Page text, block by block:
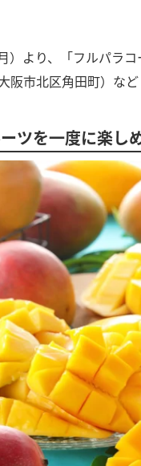
）より、「フルパラ
阪市北区角田町）な
ツを一度に楽し